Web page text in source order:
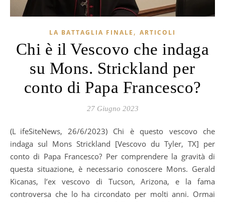
LA BATTAGLIA FINALE , ARTICOLI
Chi è il Vescovo che indaga
su Mons. Strickland per
conto di Papa Francesco?
27 Giugno 2023
(LifeSiteNews, 26/6/2023) Chi è questo vescovo che
indaga sul Mons Strickland [Vescovo du Tyler, TX] per
conto di Papa Francesco? Per comprendere la gravità di
questa situazione, è necessario conoscere Mons. Gerald
Kicanas, l’ex vescovo di Tucson, Arizona, e la fama
controversa che lo ha circondato per molti anni. Ormai